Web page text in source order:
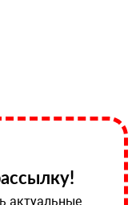
актуальные